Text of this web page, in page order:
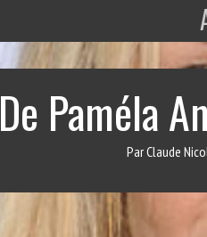
De Paméla
Par Claude